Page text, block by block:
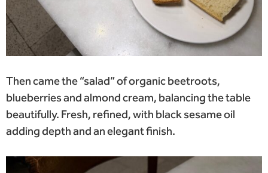
Then came the “salad” of organic beetroots,
blueberries and almond cream, balancing the table
beautifully. Fresh, refined, with black sesame oil
adding depth and an elegant finish.